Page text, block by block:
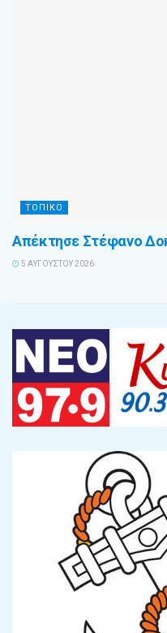
ΤΟΠΙΚΟ
Απέκτησε Στέφανο
5 ΑΥΓΟΎΣΤΟΥ 2026